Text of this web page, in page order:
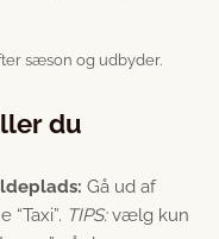
sæson og udbyder.
du
Gå ud af
TIPS:vælg kun